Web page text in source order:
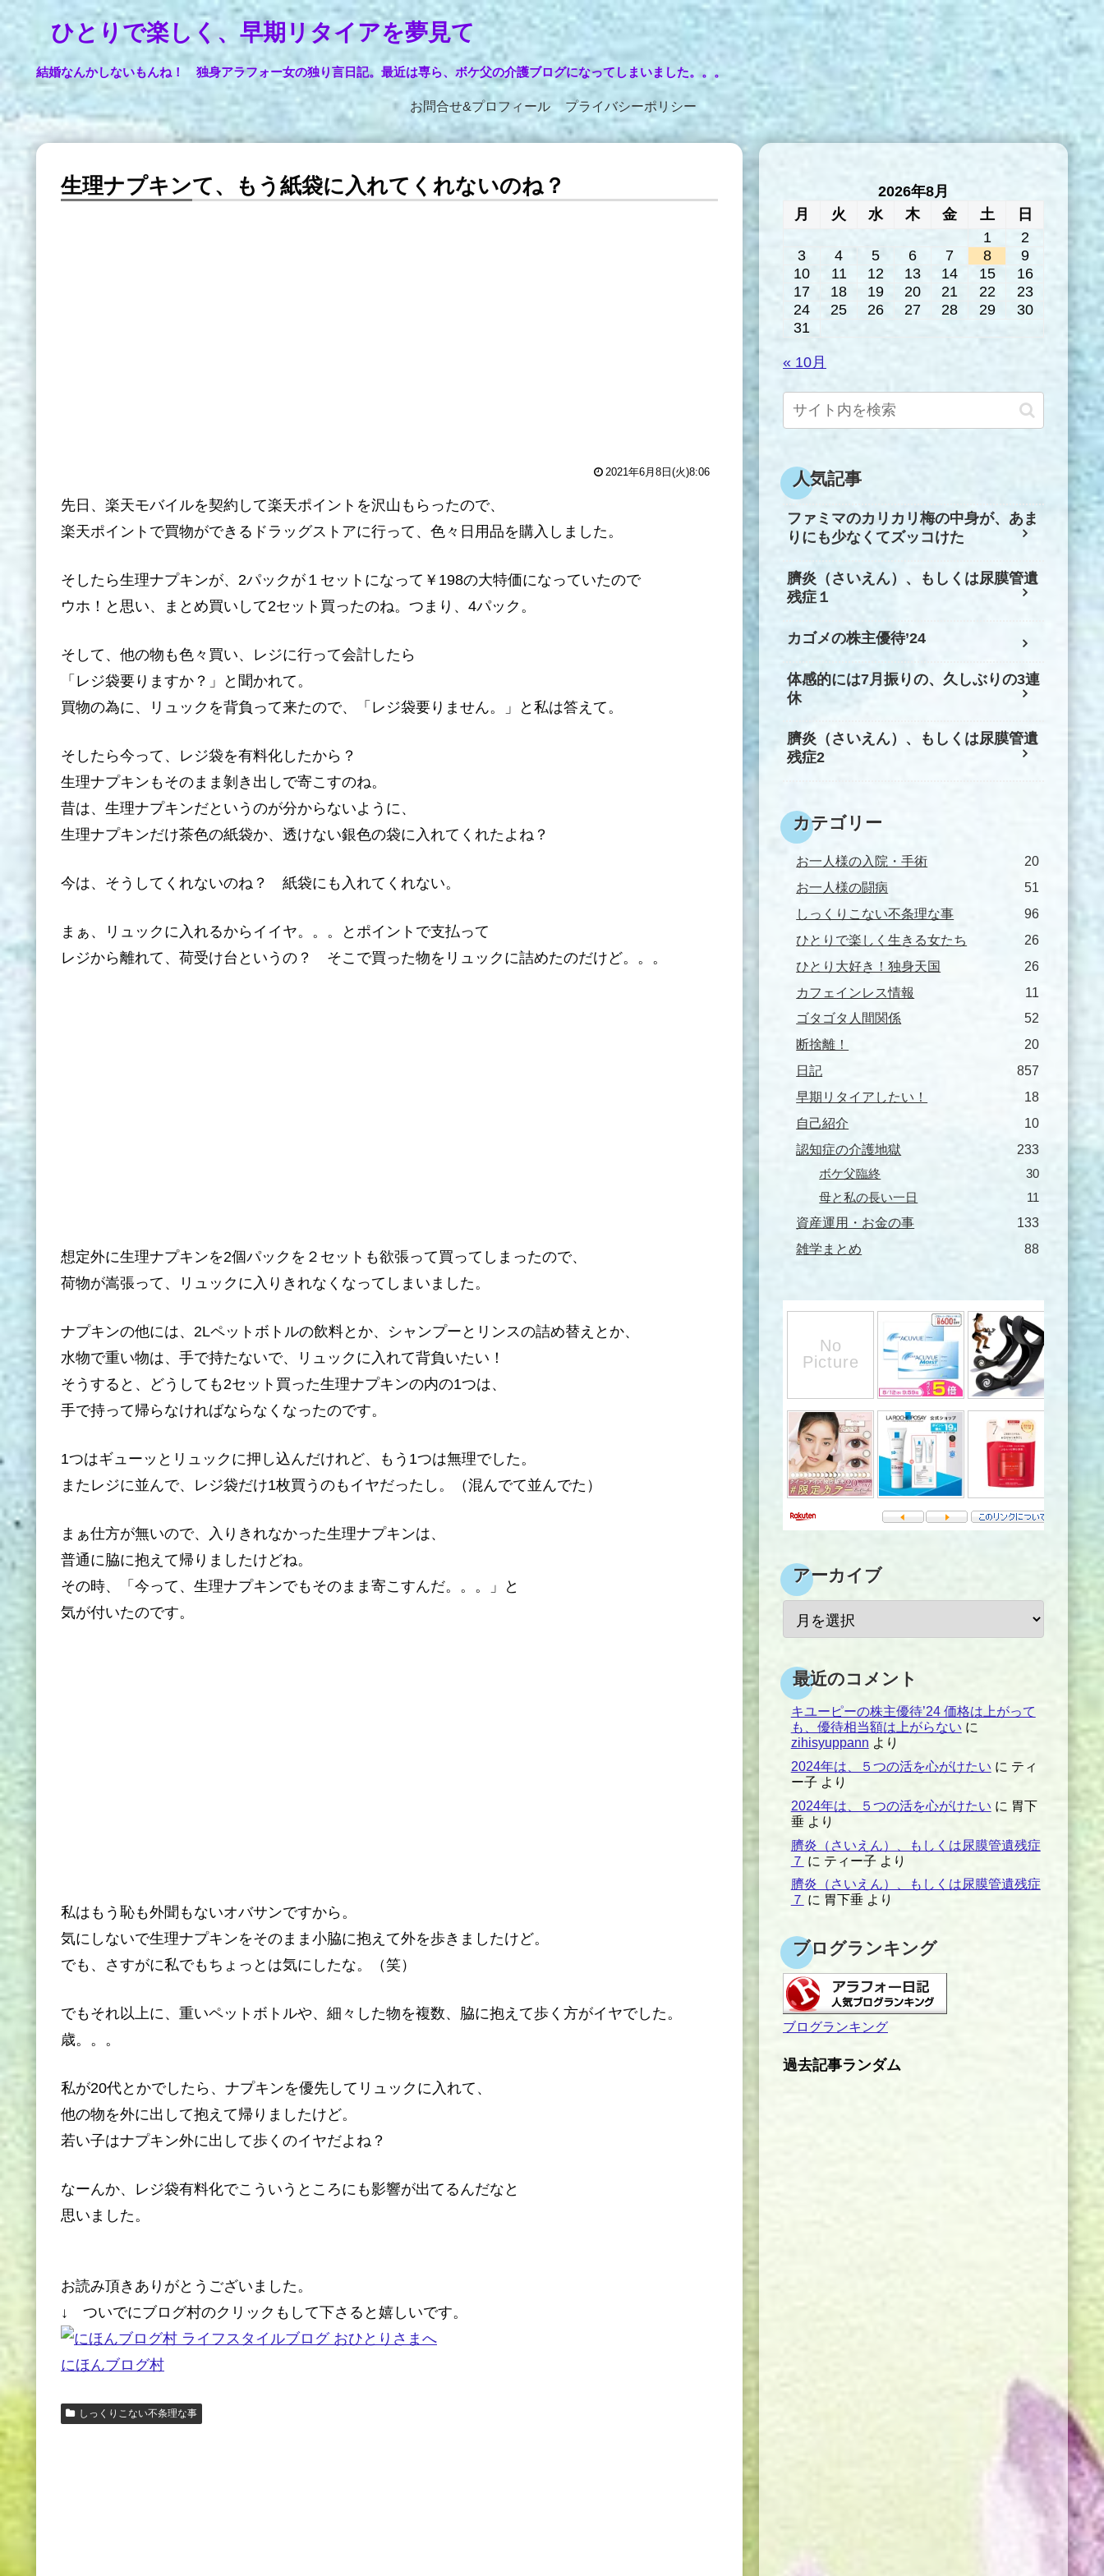
ひとりで楽しく、早期リタイアを夢見て
結婚なんかしないもんね！ 独身アラフォー女の独り言日記。最近は専ら、ボケ父の介護ブログになってしまいました。。。
お問合せ&プロフィールプライバシーポリシー
生理ナプキンて、もう紙袋に入れてくれないのね？
2021年6月8日(火)8:06
先日、楽天モバイルを契約して楽天ポイントを沢山もらったので、
楽天ポイントで買物ができるドラッグストアに行って、色々日用品を購入しました。
そしたら生理ナプキンが、2パックが１セットになって￥198の大特価になっていたので
ウホ！と思い、まとめ買いして2セット買ったのね。つまり、4パック。
そして、他の物も色々買い、レジに行って会計したら
「レジ袋要りますか？」と聞かれて。
買物の為に、リュックを背負って来たので、「レジ袋要りません。」と私は答えて。
そしたら今って、レジ袋を有料化したから？
生理ナプキンもそのまま剝き出しで寄こすのね。
昔は、生理ナプキンだというのが分からないように、
生理ナプキンだけ茶色の紙袋か、透けない銀色の袋に入れてくれたよね？
今は、そうしてくれないのね？ 紙袋にも入れてくれない。
まぁ、リュックに入れるからイイヤ。。。とポイントで支払って
レジから離れて、荷受け台というの？ そこで買った物をリュックに詰めたのだけど。。。
想定外に生理ナプキンを2個パックを２セットも欲張って買ってしまったので、
荷物が嵩張って、リュックに入りきれなくなってしまいました。
ナプキンの他には、2Lペットボトルの飲料とか、シャンプーとリンスの詰め替えとか、
水物で重い物は、手で持たないで、リュックに入れて背負いたい！
そうすると、どうしても2セット買った生理ナプキンの内の1つは、
手で持って帰らなければならなくなったのです。
1つはギューッとリュックに押し込んだけれど、もう1つは無理でした。
またレジに並んで、レジ袋だけ1枚買うのもイヤだったし。（混んでて並んでた）
まぁ仕方が無いので、入りきれなかった生理ナプキンは、
普通に脇に抱えて帰りましたけどね。
その時、「今って、生理ナプキンでもそのまま寄こすんだ。。。」と
気が付いたのです。
私はもう恥も外聞もないオバサンですから。
気にしないで生理ナプキンをそのまま小脇に抱えて外を歩きましたけど。
でも、さすがに私でもちょっとは気にしたな。（笑）
でもそれ以上に、重いペットボトルや、細々した物を複数、脇に抱えて歩く方がイヤでした。
歳。。。
私が20代とかでしたら、ナプキンを優先してリュックに入れて、
他の物を外に出して抱えて帰りましたけど。
若い子はナプキン外に出して歩くのイヤだよね？
なーんか、レジ袋有料化でこういうところにも影響が出てるんだなと
思いました。
お読み頂きありがとうございました。
↓ ついでにブログ村のクリックもして下さると嬉しいです。
にほんブログ村
しっくりこない不条理な事
2026年8月
月
火 水 木 金 土
日
1
2
3
4 5 6 7 8
9
10
11 12 13 14 15
16
17
18 19 20 21 22
23
24
25 26 27 28 29
30
31
« 10月
人気記事
ファミマのカリカリ梅の中身が、あま
りにも少なくてズッコけた
臍炎（さいえん）、もしくは尿膜管遺
残症１
カゴメの株主優待’24
体感的には7月振りの、久しぶりの3連
休
臍炎（さいえん）、もしくは尿膜管遺
残症2
カテゴリー
お一人様の入院・手術
20
お一人様の闘病
51
しっくりこない不条理な事
96
ひとりで楽しく生きる女たち
26
ひとり大好き！独身天国
26
カフェインレス情報
11
ゴタゴタ人間関係
52
断捨離！
20
日記
857
早期リタイアしたい！
18
自己紹介
10
認知症の介護地獄
233
ボケ父臨終
30
母と私の長い一日
11
資産運用・お金の事
133
雑学まとめ
88
アーカイブ
最近のコメント
キユーピーの株主優待’24 価格は上がって
も、優待相当額は上がらない に
zihisyuppann より
2024年は、５つの活を心がけたい に ティ
ー子 より
2024年は、５つの活を心がけたい に 胃下
垂より
臍炎（さいえん）、もしくは尿膜管遺残症
７ に ティー子 より
臍炎（さいえん）、もしくは尿膜管遺残症
７ に 胃下垂より
ブログランキング
ブログランキング
過去記事ランダム